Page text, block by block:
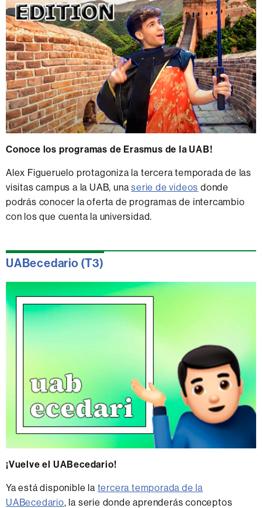
Conoce los programas de Erasmus de la UAB!
Alex Figueruelo protagoniza la tercera temporada de las
visitas campus a la UAB, unaserie de videos donde
podrás conocer la oferta de programas de intercambio
con los que cuenta la universidad.
UABecedario (T3)
¡Vuelve el UABecedario!
Ya está disponible la tercera temporada de la
UABecedario, la serie donde aprenderás conceptos